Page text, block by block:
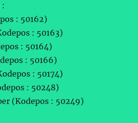
: 50162)
: 50163)
: 50164)
: 50166)
: 50174)
: 50248)
(Kodepos : 50249)